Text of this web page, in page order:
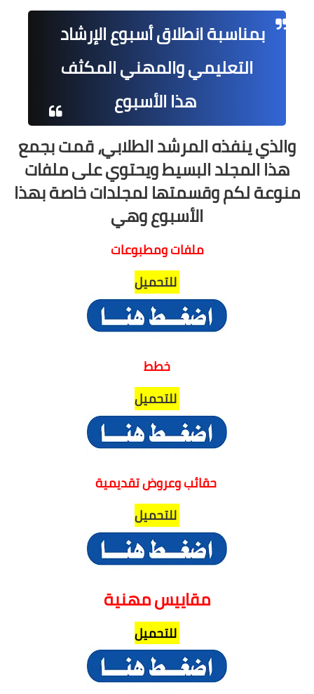
بمناسبة انطلاق أسبوع الإرشاد
التعليمي والمهني المكثف
والذي ينفذه المرشد الطلابي، قمت بجمع
هذا المجلد البسيط ويحتوي على ملفات
منوعة لكم وقسمتها لمجلدات خاصة بهذا
الأسبوع وهي
ملفات ومطبوعات
خطط
حقائب وعروض تقديمية
مقاييس مهنية